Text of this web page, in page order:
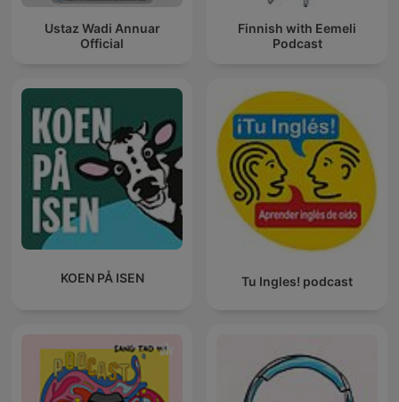
Ustaz Wadi Annuar
Official
Finnish with Eemeli
Podcast
KOEN PÅ ISEN Tu Ingles! podcast